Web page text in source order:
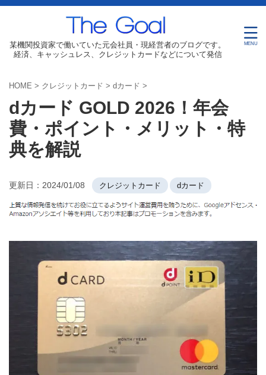
某機関投資家で働いていた元会社員・現経営者のブログです。
経済、キャッシュレス、クレジットカードなどについて発信
HOME > クレジットカード > dカード >
dカード GOLD 2026！年会
費・ポイント・メリット・特
典を解説
更新日： 2024/01/08 クレジットカード dカード